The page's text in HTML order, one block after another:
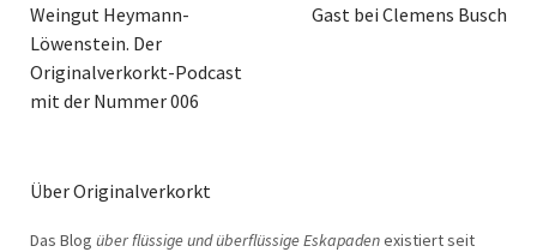
Weingut Heymann-
Löwenstein. Der
Originalverkorkt-Podcast
mit der Nummer 006
Gast bei Clemens Busch
Über Originalverkorkt
Das Blog über flüssige und überflüssige Eskapadenexistiert seit